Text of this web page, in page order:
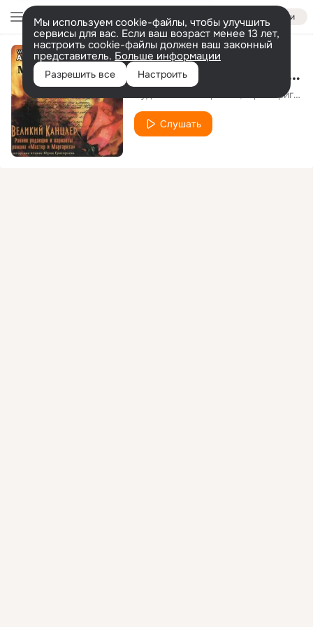
Войти
Мы используем cookie-файлы, чтобы улучшить
сервисы для вас. Если ваш возраст менее 13 лет,
настроить cookie-файлы должен ваш законный
представитель. Больше информации
Разрешить все Настроить Великий канцлер, Чт. 39
Юрий Григорьев
Слушать